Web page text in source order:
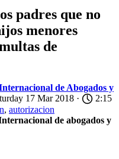
padres que no
menores
de
de Abogados y
17 Mar 2018 ·
2:15
, autorizacion
de abogados y